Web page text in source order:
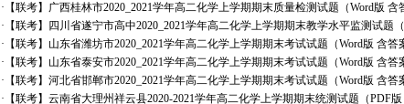
· 【联考】广西桂林市2020_2021学年高二化学上学期期末质量检测试题（Word版 含
· 【联考】四川省遂宁市高中2020_2021学年高二化学上学期期末教学水平监测试题
· 【联考】山东省潍坊市2020_2021学年高二化学上学期期末考试试题（Word版 含
· 【联考】山东省泰安市2020_2021学年高二化学上学期期末考试试题（Word版 含
· 【联考】河北省邯郸市2020_2021学年高二化学上学期期末考试试题（Word版 含答
· 【联考】云南省大理州祥云县2020-2021学年高二化学上学期期末统测试题（PDF